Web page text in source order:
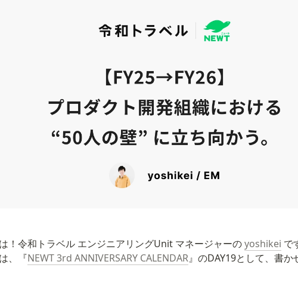
！令和トラベル エンジニアリングUnit マネージャーの yoshikei で
、『NEWT 3rd ANNIVERSARY CALENDAR』のDAY19として、書か